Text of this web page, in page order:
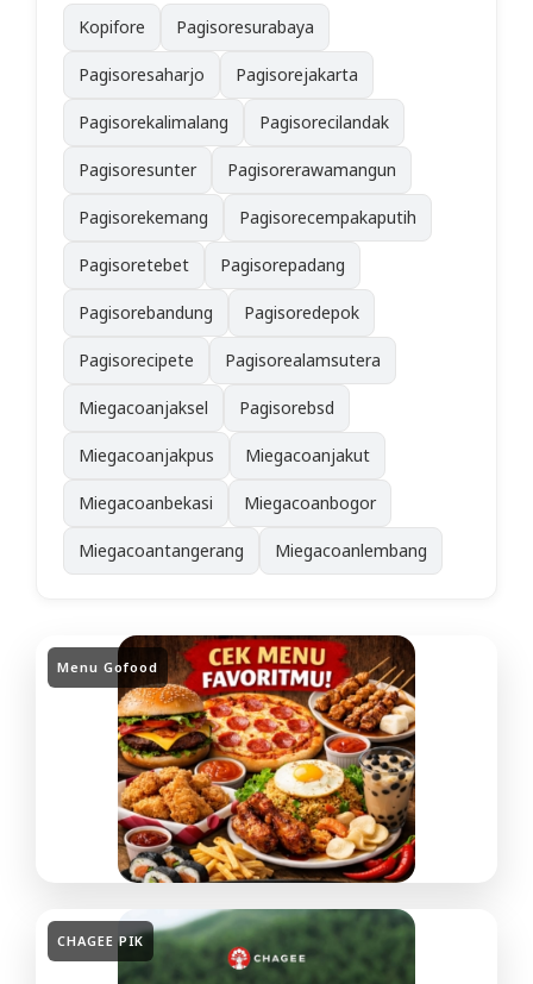
Kopifore Pagisoresurabaya
Pagisoresaharjo Pagisorejakarta
Pagisorekalimalang Pagisorecilandak
Pagisoresunter Pagisorerawamangun
Pagisorekemang Pagisorecempakaputih
Pagisoretebet Pagisorepadang
Pagisorebandung Pagisoredepok
Pagisorecipete Pagisorealamsutera
Miegacoanjaksel Pagisorebsd
Miegacoanjakpus Miegacoanjakut
Miegacoanbekasi Miegacoanbogor
Miegacoantangerang Miegacoanlembang
Menu Gofood
CHAGEE PIK